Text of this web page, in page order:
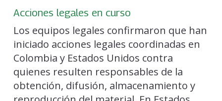
Acciones legales en curso
Los equipos legales confirmaron que han
iniciado acciones legales coordinadas en
Colombia y Estados Unidos contra
quienes resulten responsables de la
obtención, difusión, almacenamiento y